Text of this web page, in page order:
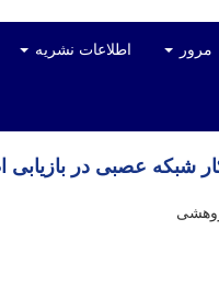
مرور اطلاعات نشریه
شبکه عصبی در بازیابی